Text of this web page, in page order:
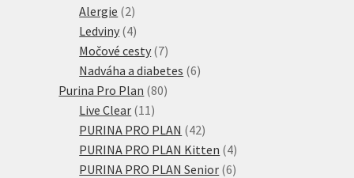
Alergie 22
produkty
Ledviny 44
produkty
Močové cesty 77
produktů
Nadváha a diabetes 66
Purina Pro Plan 8080
Live Clear 11 11
produktů
PURINA PRO PLAN 4242
produktů
PURINA PRO PLAN Kitten 44
produkty
PURINA PRO PLAN Senior 66